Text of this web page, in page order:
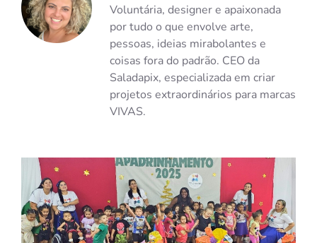
Voluntária, designer e apaixonada
por tudo o que envolve arte,
pessoas, ideias mirabolantes e
coisas fora do padrão. CEO da
Saladapix, especializada em criar
projetos extraordinários para marcas
VIVAS.